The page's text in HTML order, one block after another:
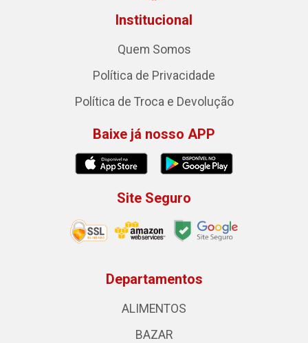
Institucional
Quem Somos
Política de Privacidade
Política de Troca e Devolução
Baixe já nosso APP
Site Seguro
Departamentos
ALIMENTOS
BAZAR